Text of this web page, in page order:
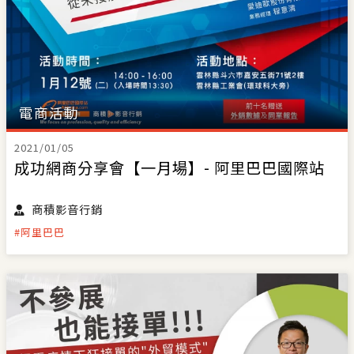
電商活動
2021/01/05
成功網商分享會【一月場】- 阿里巴巴國際站
商積影音行銷
#阿里巴巴